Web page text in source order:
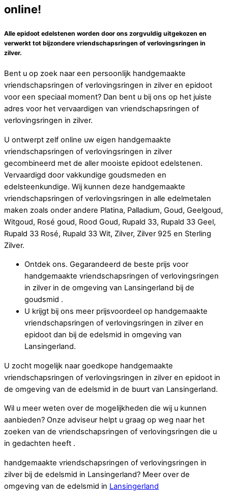
online!
Alle epidoot edelstenen worden door ons zorgvuldig uitgekozen en
verwerkt tot bijzondere vriendschapsringen of verlovingsringen in
zilver.
Bent u op zoek naar een persoonlijk handgemaakte
vriendschapsringen of verlovingsringen in zilver en epidoot
voor een speciaal moment? Dan bent u bij ons op het juiste
adres voor het vervaardigen van vriendschapsringen of
verlovingsringen in zilver.
U ontwerpt zelf online uw eigen handgemaakte
vriendschapsringen of verlovingsringen in zilver
gecombineerd met de aller mooiste epidoot edelstenen.
Vervaardigd door vakkundige goudsmeden en
edelsteenkundige. Wij kunnen deze handgemaakte
vriendschapsringen of verlovingsringen in alle edelmetalen
maken zoals onder andere Platina, Palladium, Goud, Geelgoud,
Witgoud, Rosé goud, Rood Goud, Rupald 33, Rupald 33 Geel,
Rupald 33 Rosé, Rupald 33 Wit, Zilver, Zilver 925 en Sterling
Zilver.
Ontdek ons. Gegarandeerd de beste prijs voor
handgemaakte vriendschapsringen of verlovingsringen
in zilver in de omgeving van Lansingerland bij de
goudsmid .
U krijgt bij ons meer prijsvoordeel op handgemaakte
vriendschapsringen of verlovingsringen in zilver en
epidoot dan bij de edelsmid in omgeving van
Lansingerland.
U zocht mogelijk naar goedkope handgemaakte
vriendschapsringen of verlovingsringen in zilver en epidoot in
de omgeving van de edelsmid in de buurt van Lansingerland.
Wil u meer weten over de mogelijkheden die wij u kunnen
aanbieden? Onze adviseur helpt u graag op weg naar het
zoeken van de vriendschapsringen of verlovingsringen die u
in gedachten heeft .
handgemaakte vriendschapsringen of verlovingsringen in
zilver bij de edelsmid in Lansingerland? Meer over de
omgeving van de edelsmid in Lansingerland